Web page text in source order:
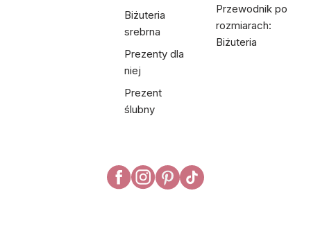
Biżuteria
srebrna
Prezenty dla
niej
Prezent
ślubny
Przewodnik po
rozmiarach:
Biżuteria